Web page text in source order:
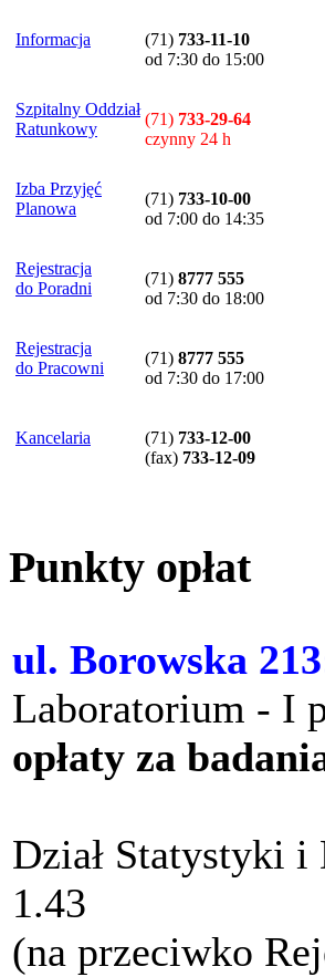
Informacja (71) 733-11-10
od 7:30 do 15:00
Szpitalny Oddział
Ratunkowy
(71) 733-29-64
czynny 24 h
Izba Przyjęć
Planowa
(71) 733-10-00
od 7:00 do 14:35
Rejestracja
do Poradni
(71) 8777 555
od 7:30 do 18:00
Rejestracja
do Pracowni
(71) 8777 555
od 7:30 do 17:00
Kancelaria (71) 733-12-00
(fax) 733-12-09
Punkty opłat
ul. Borowska
Laboratorium - I
opłaty za
Dział Statystyki
1.43
(na przeciwko